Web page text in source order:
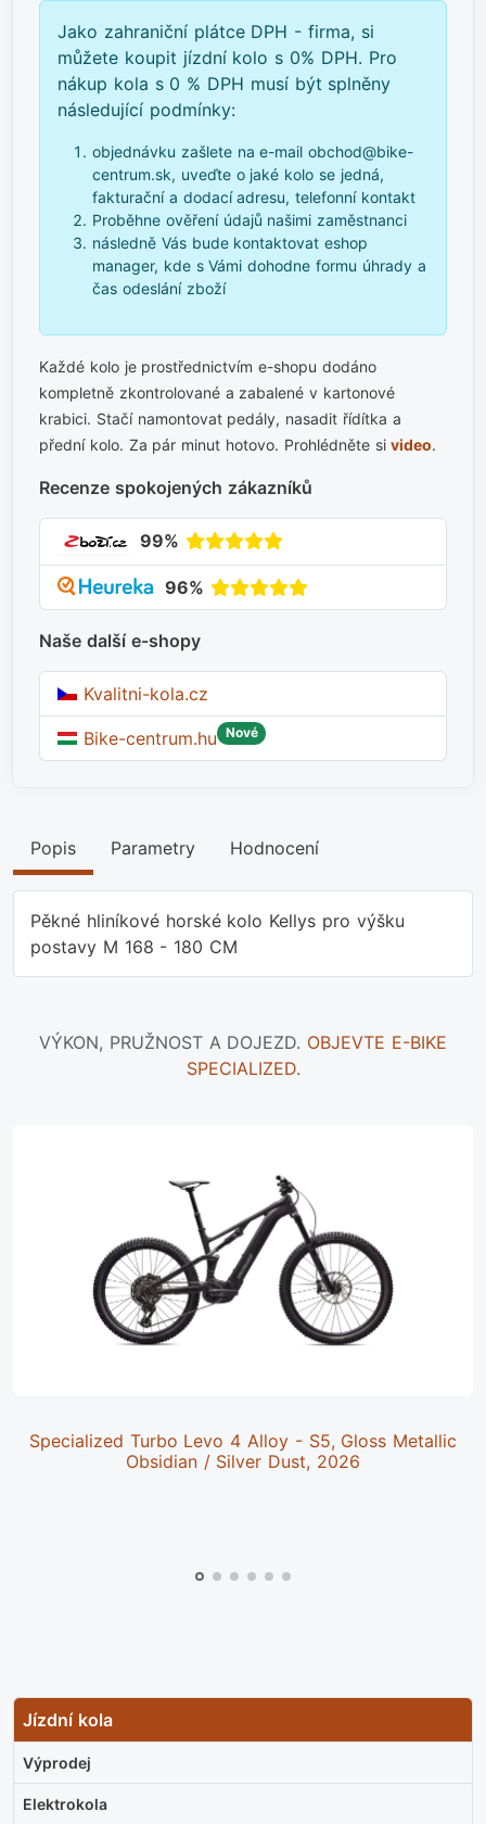
Jízdní kola
Výprodej
Elektrokola
Jako zahraniční plátce DPH - firma, si
můžete koupit jízdní kolo s 0% DPH. Pro
nákup kola s 0 % DPH musí být splněny
následující podmínky:
objednávku zašlete na e-mail obchod@bike-
centrum.sk, uveďte o jaké kolo se jedná,
fakturační a dodací adresu, telefonní kontakt
Proběhne ověření údajů našimi zaměstnanci
následně Vás bude kontaktovat eshop
manager, kde s Vámi dohodne formu úhrady a
čas odeslání zboží
Každé kolo je prostřednictvím e-shopu dodáno
kompletně zkontrolované a zabalené v kartonové
krabici. Stačí namontovat pedály, nasadit řídítka a
přední kolo. Za pár minut hotovo. Prohlédněte sivideo.
Recenze spokojených zákazníků
99%
96%
Naše další e-shopy
Kvalitni-kola.cz
Bike-centrum.hu Nové
Popis Parametry Hodnocení
Pěkné hliníkové horské kolo Kellys pro výšku
postavy M 168 - 180 CM
VÝKON, PRUŽNOST A DOJEZD. OBJEVTE E-BIKE
SPECIALIZED.
Specialized Turbo Levo 4 Alloy - S5, Gloss Metallic
Obsidian / Silver Dust, 2026